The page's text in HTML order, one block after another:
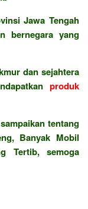
Jawa Tengah
bernegara yang
dan sejahtera
produk
tentang
Banyak Mobil
Tertib, semoga